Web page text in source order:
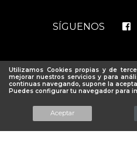
Utilizamos Cookies propias y de
mejorar nuestros servicios y para
continuas navegando, supone la
Puedes configurar tu navegador para
Aceptar
SÍGUENOS
Joyería Relojería Caprichos © 2025.